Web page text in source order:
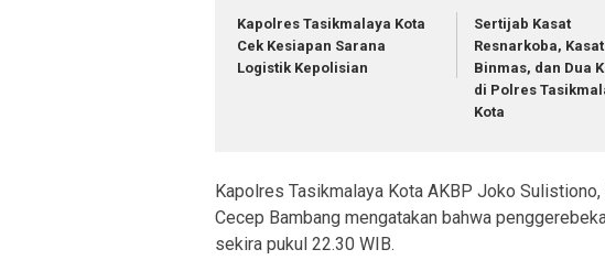
Kapolres Tasikmalaya Kota
Cek Kesiapan Sarana
Logistik Kepolisian
Sertijab Kasat
Resnarkoba, Kasat
Binmas, dan Dua
di Polres
Kota
Kapolres Tasikmalaya Kota AKBP Joko
Cecep Bambang mengatakan bahwa
sekira pukul 22.30 WIB.